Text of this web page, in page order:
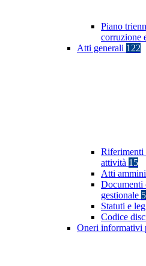
Piano
corruzione
Atti generali 122
Riferimenti
attività 15
Atti
Documenti
gestionale 5
Statuti e
Codice
Oneri informativi